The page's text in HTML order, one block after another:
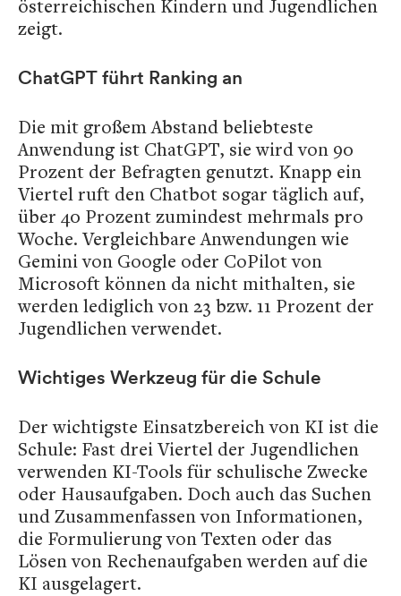
österreichischen Kindern und Jugendlichen
zeigt.
ChatGPT führt Ranking an
Die mit großem Abstand beliebteste
Anwendung ist ChatGPT, sie wird von 90
Prozent der Befragten genutzt. Knapp ein
Viertel ruft den Chatbot sogar täglich auf,
über 40 Prozent zumindest mehrmals pro
Woche. Vergleichbare Anwendungen wie
Gemini von Google oder CoPilot von
Microsoft können da nicht mithalten, sie
werden lediglich von 23 bzw. 11 Prozent der
Jugendlichen verwendet.
Wichtiges Werkzeug für die Schule
Der wichtigste Einsatzbereich von KI ist die
Schule: Fast drei Viertel der Jugendlichen
verwenden KI-Tools für schulische Zwecke
oder Hausaufgaben. Doch auch das Suchen
und Zusammenfassen von Informationen,
die Formulierung von Texten oder das
Lösen von Rechenaufgaben werden auf die
KI ausgelagert.